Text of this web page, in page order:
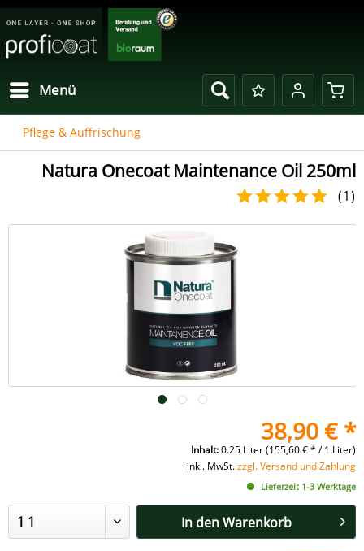
Menü
Pflege & Auffrischung
Natura Onecoat Maintenance Oil 250ml
(1)
38,90 € *
Inhalt:0.25 Liter (155,60 € * / 1 Liter)
inkl. MwSt.zzgl. Versand und Zahlung
Lieferzeit 1-3 Werktage
In denWarenkorb